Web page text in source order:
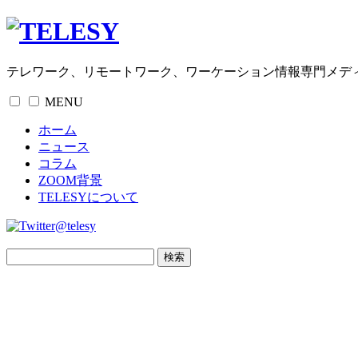
テレワーク、リモートワーク、ワーケーション情報専門メデ
MENU
ホーム
ニュース
コラム
ZOOM背景
TELESYについて
@telesy